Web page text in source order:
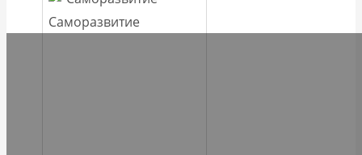
Саморазвитие